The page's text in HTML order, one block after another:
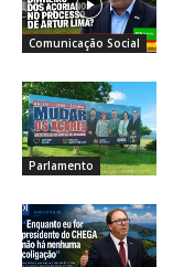
Comunicação Social
Parlamento